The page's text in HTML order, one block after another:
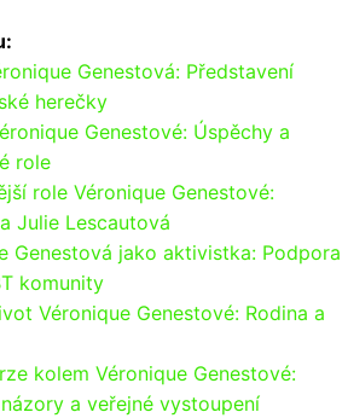
Genestová: Představení
herečky
Genestové: Úspěchy a
role
role Véronique Genestové:
Julie Lescautová
Genestová jako aktivistka: Podpora
komunity
Véronique Genestové: Rodina a
kolem Véronique Genestové:
a veřejné vystoupení